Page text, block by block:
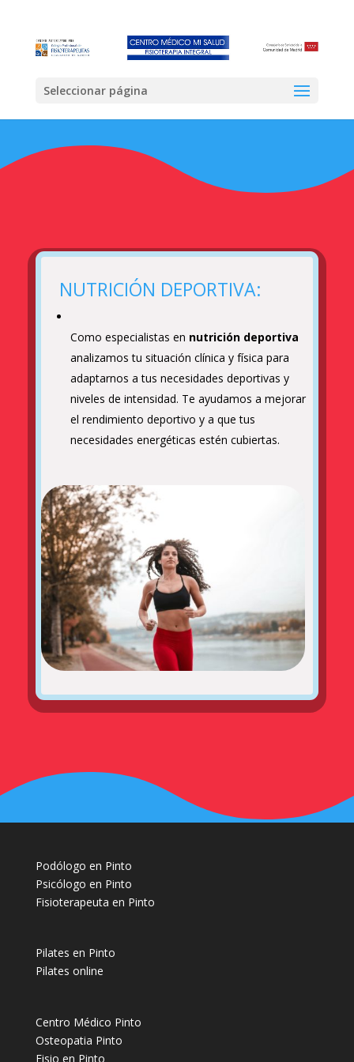
Seleccionar página
NUTRICIÓN DEPORTIVA:
Como especialistas en nutrición deportiva
analizamos tu situación clínica y física para
adaptarnos a tus necesidades deportivas y
niveles de intensidad. Te ayudamos a mejorar
el rendimiento deportivo y a que tus
necesidades energéticas estén cubiertas.
Podólogo en Pinto
Psicólogo en Pinto
Fisioterapeuta en Pinto
Pilates en Pinto
Pilates online
Centro Médico Pinto
Osteopatia Pinto
Fisio en Pinto